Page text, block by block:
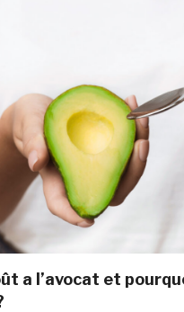
a l’avocat et